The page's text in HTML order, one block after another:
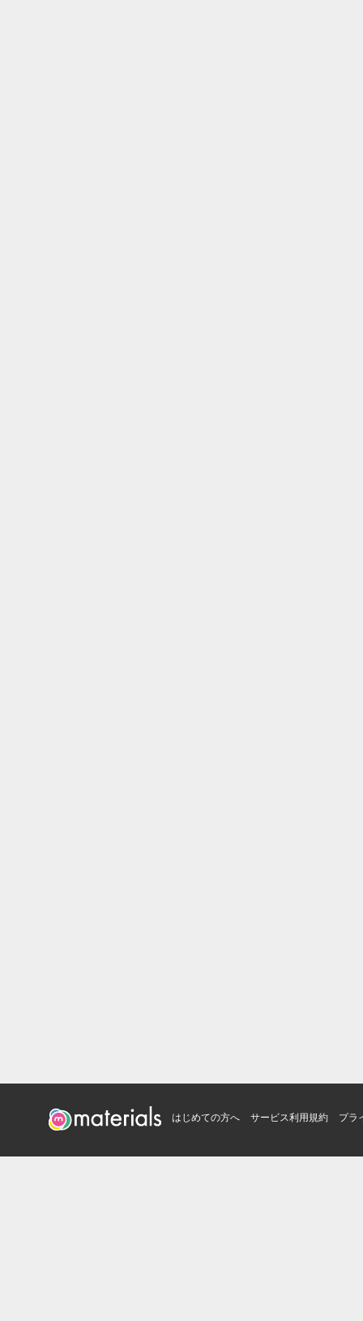
はじめての方へ サービス利用規約 プラ